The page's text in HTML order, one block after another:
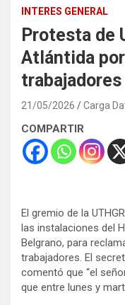
INTERES GENERAL
Protesta de
Atlántida
trabajadores
21/05/2026 Carga
COMPARTIR
El gremio de la
las instalaciones del
Belgrano, para
trabajadores. El
comentó que “el
que entre lunes y